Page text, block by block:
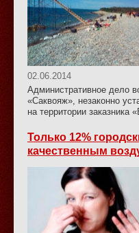
02.06.2014
Административное дело
«Саквояж», незаконно
на территории заказника
Только 12%
качественным